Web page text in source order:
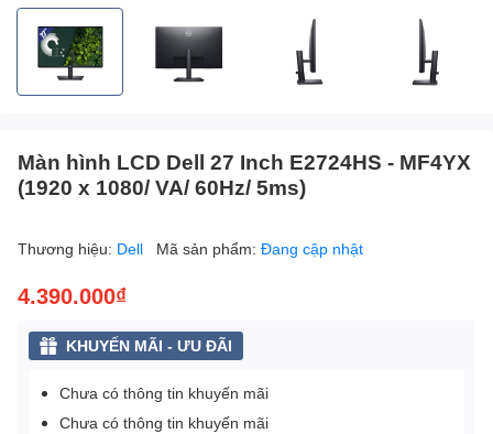
Màn hình LCD Dell 27 Inch E2724HS - MF4YX
(1920 x 1080/ VA/ 60Hz/ 5ms)
Thương hiệu: Dell Mã sản phẩm: Đang cập nhật
4.390.000₫
KHUYẾN MÃI - ƯU ĐÃI
Chưa có thông tin khuyến mãi
Chưa có thông tin khuyến mãi